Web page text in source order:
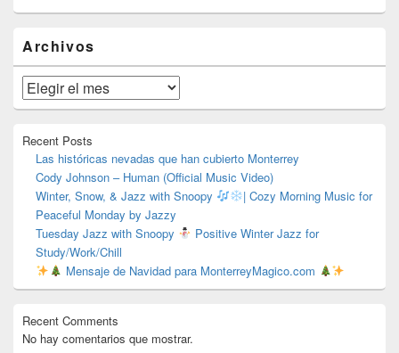
área
de
widget
barra
lateral
Archivos
Archivos
Recent Posts
Las históricas nevadas que han cubierto Monterrey
Cody Johnson – Human (Official Music Video)
Winter, Snow, & Jazz with Snoopy
| Cozy Morning Music for
Peaceful Monday by Jazzy
Tuesday Jazz with Snoopy
Positive Winter Jazz for
Study/Work/Chill
Mensaje de Navidad para MonterreyMagico.com
Recent Comments
No hay comentarios que mostrar.